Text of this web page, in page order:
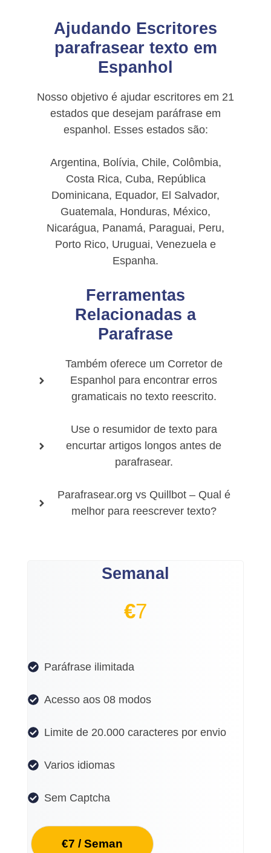
Ajudando Escritores
parafrasear texto em
Espanhol
Nosso objetivo é ajudar escritores em 21
estados que desejam paráfrase em
espanhol. Esses estados são:
Argentina, Bolívia, Chile, Colômbia,
Costa Rica, Cuba, República
Dominicana, Equador, El Salvador,
Guatemala, Honduras, México,
Nicarágua, Panamá, Paraguai, Peru,
Porto Rico, Uruguai, Venezuela e
Espanha.
Ferramentas
Relacionadas a
Parafrase
Também oferece um Corretor de
Espanhol para encontrar erros
gramaticais no texto reescrito.
Use o resumidor de texto para
encurtar artigos longos antes de
parafrasear.
Parafrasear.org vs Quillbot – Qual é
melhor para reescrever texto?
Semanal
€7
Paráfrase ilimitada
Acesso aos 08 modos
Limite de 20.000 caracteres por envio
Varios idiomas
Sem Captcha
€7 / Seman